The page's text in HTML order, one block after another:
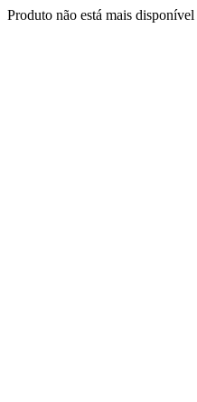
Produto não está mais disponível